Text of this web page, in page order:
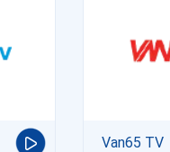
Van65 TV